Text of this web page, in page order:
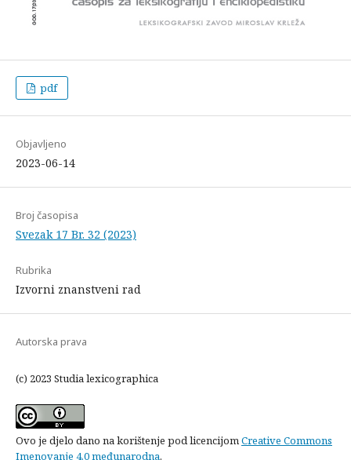
pdf
Objavljeno
2023-06-14
Broj časopisa
Svezak 17 Br. 32 (2023)
Rubrika
Izvorni znanstveni rad
Autorska prava
(c) 2023 Studia lexicographica
Ovo je djelo dano na korištenje pod licencijomCreative Commons
Imenovanje 4.0 međunarodna.